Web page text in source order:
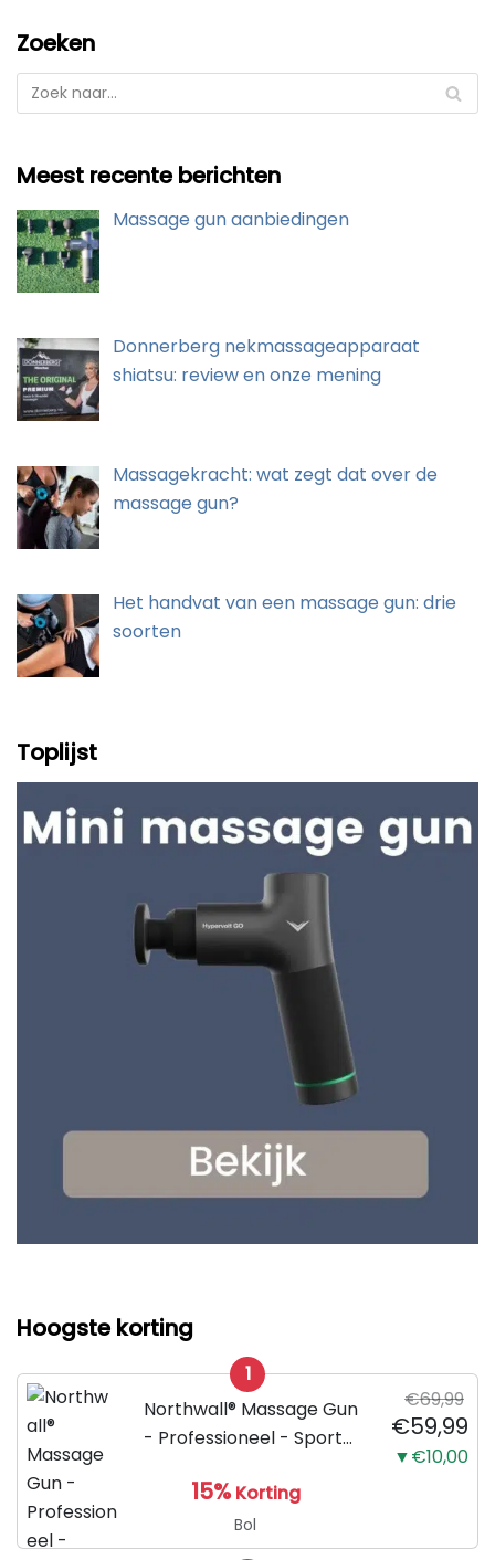
Zoeken
Meest recente berichten
Massage gun aanbiedingen
Donnerberg nekmassageapparaat
shiatsu: review en onze mening
Massagekracht: wat zegt dat over de
massage gun?
Het handvat van een massage gun: drie
soorten
Toplijst
Hoogste korting
1
Northwall® Massage Gun
- Professioneel - Sport
€69,99
€59,99
▼€10,00
15% Korting
Bol